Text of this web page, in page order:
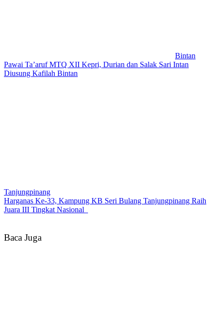
Bintan
Pawai Ta’aruf MTQ XII Kepri, Durian dan Salak Sari Intan
Diusung Kafilah Bintan
Tanjungpinang
Harganas Ke-33, Kampung KB Seri Bulang Tanjungpinang Raih
Juara III Tingkat Nasional
Baca Juga